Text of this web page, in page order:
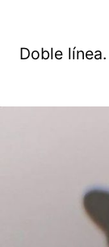
Doble línea.